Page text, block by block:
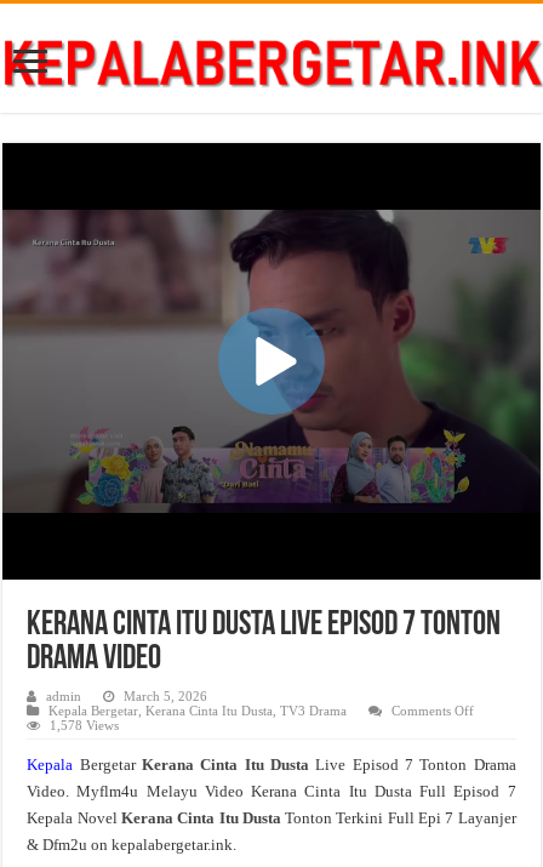
Kerana Cinta Itu Dusta Live Episod 7 Tonton
Drama Video
admin
March 5, 2026
Kepala Bergetar ,Kerana Cinta Itu Dusta ,TV3 Drama Comments Offon
Dusta
Episod
Tonton
1,578 Views
Kepala Bergetar Kerana Cinta Itu DustaLive Episod 7 Tonton Drama
Video. Myflm4u Melayu Video Kerana Cinta Itu Dusta Full Episod 7
Kepala Novel Kerana Cinta Itu DustaTonton Terkini Full Epi 7 Layanjer
& Dfm2u on kepalabergetar.ink.